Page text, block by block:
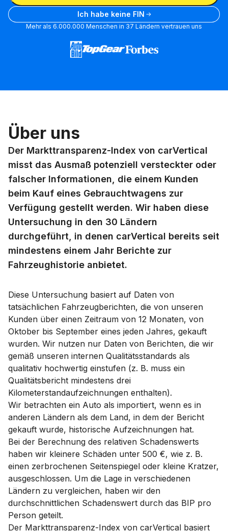
Ich habe keine FIN
Mehr als 6.000.000 Menschen in 37 Ländern vertrauen uns
Über uns
Der Markttransparenz-Index von carVertical
misst das Ausmaß potenziell versteckter oder
falscher Informationen, die einem Kunden
beim Kauf eines Gebrauchtwagens zur
Verfügung gestellt werden. Wir haben diese
Untersuchung in den 30 Ländern
durchgeführt, in denen carVertical bereits seit
mindestens einem Jahr Berichte zur
Fahrzeughistorie anbietet.
Diese Untersuchung basiert auf Daten von
tatsächlichen Fahrzeugberichten, die von unseren
Kunden über einen Zeitraum von 12 Monaten, von
Oktober bis September eines jeden Jahres, gekauft
wurden. Wir nutzen nur Daten von Berichten, die wir
gemäß unseren internen Qualitätsstandards als
qualitativ hochwertig einstufen (z. B. muss ein
Qualitätsbericht mindestens drei
Kilometerstandaufzeichnungen enthalten).
Wir betrachten ein Auto als importiert, wenn es in
anderen Ländern als dem Land, in dem der Bericht
gekauft wurde, historische Aufzeichnungen hat.
Bei der Berechnung des relativen Schadenswerts
haben wir kleinere Schäden unter 500 €, wie z. B.
einen zerbrochenen Seitenspiegel oder kleine Kratzer,
ausgeschlossen. Um die Lage in verschiedenen
Ländern zu vergleichen, haben wir den
durchschnittlichen Schadenswert durch das BIP pro
Person geteilt.
Der Markttransparenz-Index von carVertical basiert